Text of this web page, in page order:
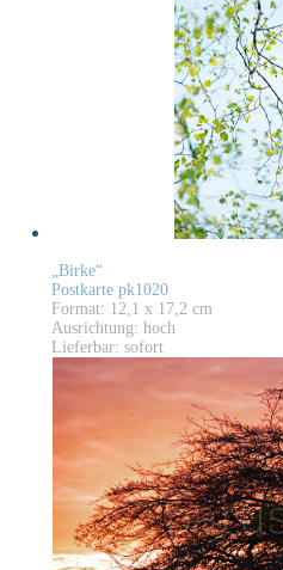
„Birke“
Postkarte pk1020
Format: 12,1 x 17,2 cm
Ausrichtung: hoch
Lieferbar: sofort